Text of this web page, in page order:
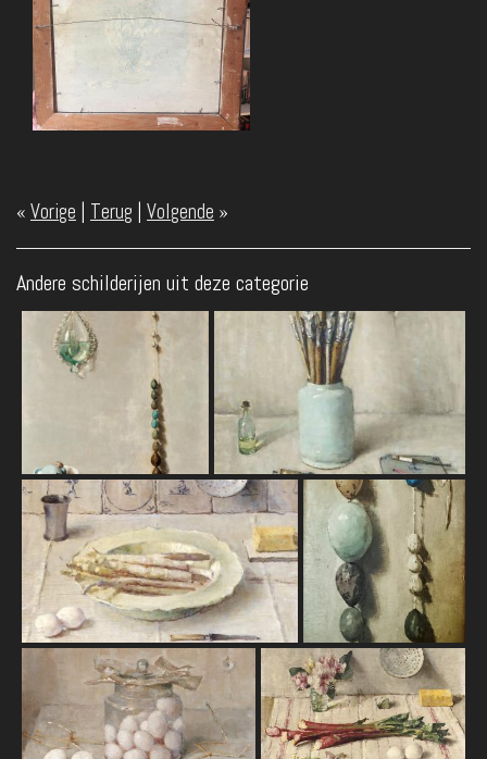
« Vorige | Terug | Volgende »
Andere schilderijen uit deze categorie